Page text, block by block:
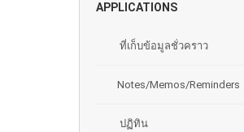
APPLICATIONS
ที่เก็บข้อมูลชั่วคราว
Notes/Memos/Reminders
ปฏิทิน